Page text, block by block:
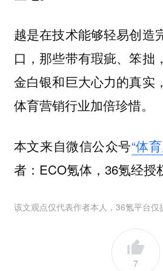
越是在技术能够轻易创造
口，那些带有瑕疵、笨拙
金白银和巨大心力的真实
体育营销行业加倍珍惜。
本文来自微信公众号“体
者：ECO氪体，36氪经授
该文观点仅代表作者本人，36氪平台仅
7